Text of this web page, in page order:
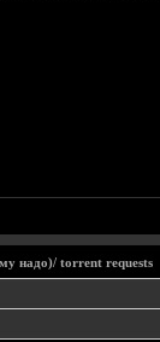
надо)/ torrent requests